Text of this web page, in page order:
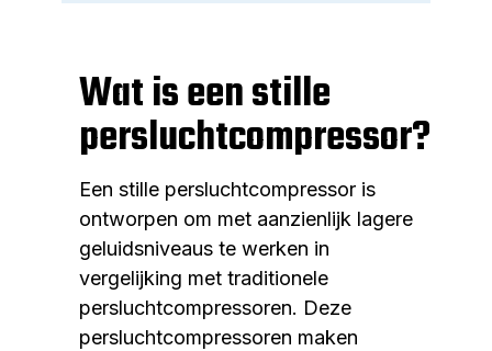
Wat is een stille
persluchtcompressor?
Een stille persluchtcompressor is
ontworpen om met aanzienlijk lagere
geluidsniveaus te werken in
vergelijking met traditionele
persluchtcompressoren. Deze
persluchtcompressoren maken